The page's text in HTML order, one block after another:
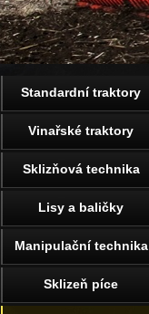
Standardní traktory
Vinařské traktory
Sklizňová technika
Lisy a baličky
Manipulační technika
Sklizeň píce